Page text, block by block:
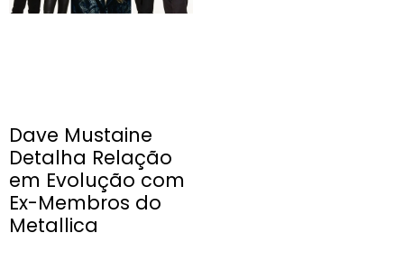
Dave Mustaine
Detalha Relação
em Evolução com
Ex-Membros do
Metallica